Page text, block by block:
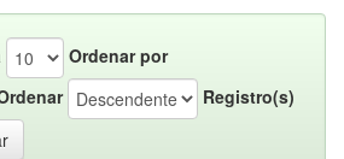
Ordenar por
Registro(s)